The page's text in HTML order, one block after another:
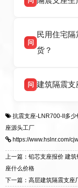
货，厂家电
号北方工业
高新区北方
支座源头工
问
民用住宅
货？
适用于民用
震支座，电
问 建筑隔震支
一站式供货
质、检测报
装指导全套
抗震支座-LNR700-II多少
座源头工厂
https://www.hslnr.com/
上一篇：铅芯支座报价 建
座什么价格
下一篇：高层建筑隔震支座